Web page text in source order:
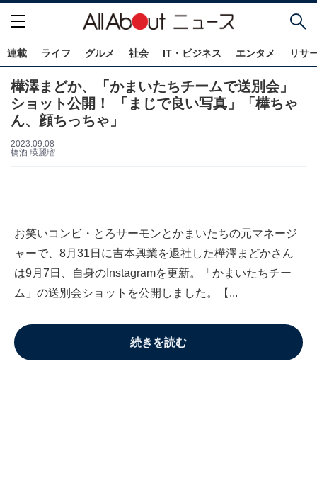
連載 ライフ グルメ 社会 IT・ビジネス エンタメ リサ
樺澤まどか、「かまいたちチームで送別会」
ショット公開！ 「まじで良い写真」「樺ちゃ
ん、顔ちっちゃ」
2023.09.08
橋酒 瑛麗瑠
お笑いコンビ・とろサーモンとかまいたちの元マネージ
ャーで、8月31日に吉本興業を退社した樺澤まどかさん
は9月7日、自身のInstagramを更新。「かまいたちチー
ム」の送別会ショットを公開しました。【...
続きを読む